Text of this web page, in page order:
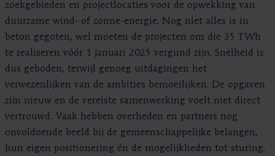
zoekgebieden en projectlocaties voor de opwekking van
duurzame wind‑ of zonne-energie. Nog niet alles is in
beton gegoten, wel moeten de projecten om die 35 TWh
te realiseren vóór 1 januari 2025 vergund zijn. Snelheid is
dus geboden, terwijl genoeg uitdagingen het
verwezenlijken van de ambities bemoeilijken. De opgaven
zijn nieuw en de vereiste samenwerking voelt niet direct
vertrouwd. Vaak hebben overheden en partners nog
onvoldoende beeld bij de gemeenschappelijke belangen,
hun eigen positionering én de mogelijkheden tot sturing.